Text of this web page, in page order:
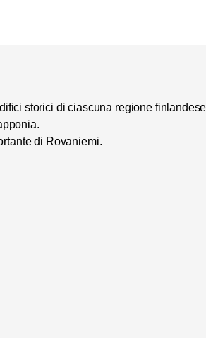
storici di ciascuna regione
.
di Rovaniemi.